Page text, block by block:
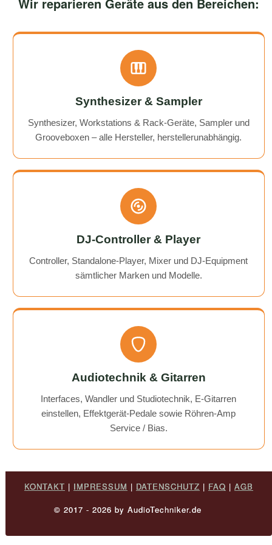
Synthesizer & Sampler
Synthesizer, Workstations & Rack-Geräte, Sampler und
Grooveboxen – alle Hersteller, herstellerunabhängig.
DJ-Controller & Player
Controller, Standalone-Player, Mixer und DJ-Equipment
sämtlicher Marken und Modelle.
Audiotechnik & Gitarren
Interfaces, Wandler und Studiotechnik, E-Gitarren
einstellen, Effektgerät-Pedale sowie Röhren-Amp
Service / Bias.
KONTAKT | IMPRESSUM | DATENSCHUTZ | FAQ | AGB
© 2017 - 2026 by AudioTechniker.de